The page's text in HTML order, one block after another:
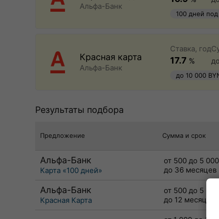
Альфа-Банк
100 дней
Красная карта
Альфа-Банк
Ставка, год
17.7 %
до
до 10 000
Результаты подбора
Предложение Сумма и срок
Альфа-Банк
Карта «100 дней»
от 500 до 5
до 36 месяцев
Альфа-Банк
Красная Карта
от 500 до 5 000
до 12 месяцев